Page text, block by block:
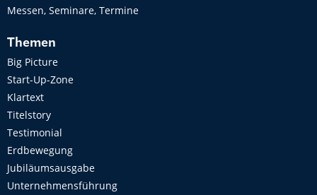
Messen, Seminare, Termine
Themen
Big Picture
Start-Up-Zone
Klartext
Titelstory
Testimonial
Erdbewegung
Jubiläumsausgabe
Unternehmensführung